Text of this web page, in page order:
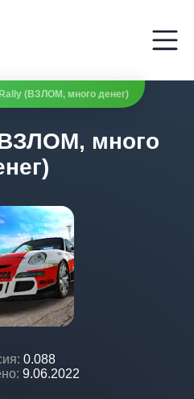
(ВЗЛОМ, много денег)
много
0.088
9.06.2022